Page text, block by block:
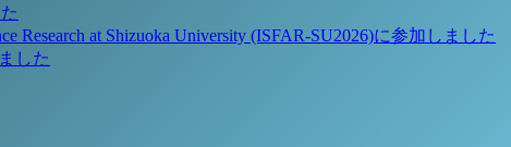
Research at Shizuoka University (ISFAR-SU2026)に参加しました
した